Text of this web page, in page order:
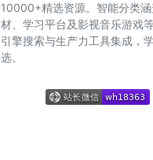
10000+精选资源。智能分类
材、学习平台及影视音乐游戏
引擎搜索与生产力工具集成，
选。